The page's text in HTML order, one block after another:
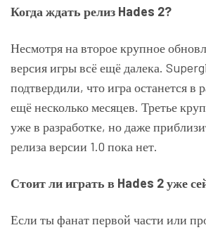
Когда ждать релиз Hades 2?
Несмотря на второе крупное
версия игры всё ещё далека.
подтвердили, что игра останется в
ещё несколько месяцев. Третье
уже в разработке, но даже
релиза версии 1.0 пока нет.
Стоит ли играть в Hades 2 уже
Если ты фанат первой части или